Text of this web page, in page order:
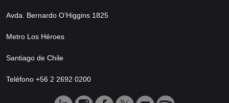
Avda. Bernardo O’Higgins 1825
Metro Los Héroes
Santiago de Chile
Teléfono +56 2 2692 0200